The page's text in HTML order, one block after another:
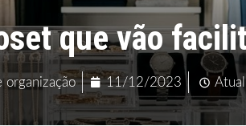
que vão
organização 11/12/2023